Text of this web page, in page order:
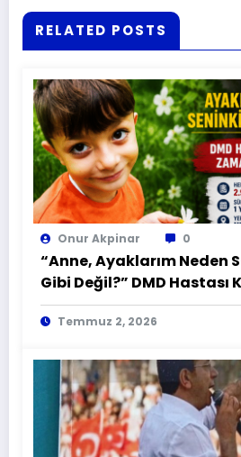
RELATED POSTS
Onur Akpinar 0
“Anne, Ayaklarım Neden
Gibi Değil?” DMD Hastası
Zamana Karşı Yarış
Temmuz 2, 2026